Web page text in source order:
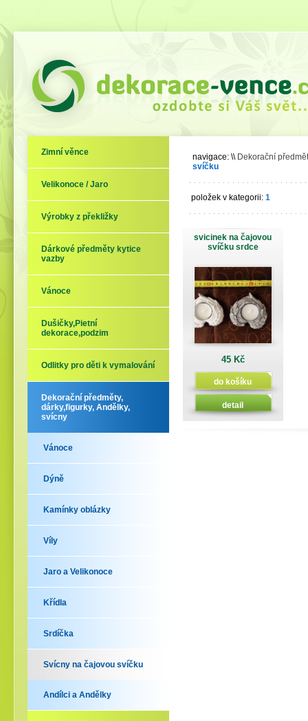
Zimní věnce
Velikonoce / Jaro
Výrobky z překližky
Dárkové předměty kytice
vazby
Vánoce
Dušičky,Pietní
dekorace,podzim
Odlitky pro děti k vymalování
Dekorační předměty,
dárky,figurky, Andělky,
svícny
Vánoce
Dýně
Kamínky oblázky
Víly
Jaro a Velikonoce
Křídla
Srdíčka
Svícny na čajovou svíčku
Andílci a Andělky
navigace: \\ Dekorační
svíčku
položek v kategorii: 1
svicinek na čajovou
svíčku srdce
45 Kč
do košíku
detail